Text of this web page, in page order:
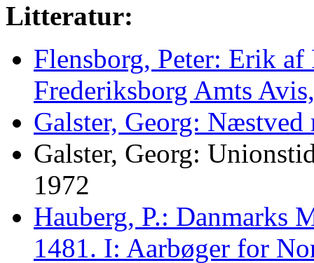
Litteratur:
Flensborg, Peter: Erik
Frederiksborg Amts
Galster, Georg:
Galster, Georg:
1972
Hauberg, P.: Danmarks
1481. I: Aarbøger for